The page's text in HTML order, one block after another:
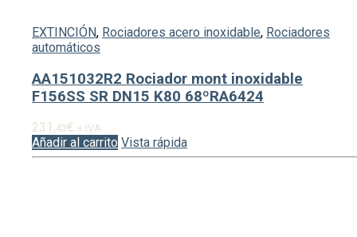
EXTINCIÓN, Rociadores acero inoxidable, Rociadores
automáticos
AA151032R2 Rociador mont inoxidable
F156SS SR DN15 K80 68ºRA6424
231,43€ + IVA
Añadir al carrito Vista rápida